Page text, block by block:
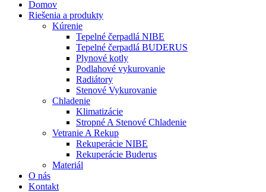
Domov
Riešenia a produkty
Kúrenie
Tepelné čerpadlá NIBE
Tepelné čerpadlá BUDERUS
Plynové kotly
Podlahové vykurovanie
Radiátory
Stenové Vykurovanie
Chladenie
Klimatizácie
Stropné A Stenové Chladenie
Vetranie A Rekup
Rekuperácie NIBE
Rekuperácie Buderus
Materiál
O nás
Kontakt